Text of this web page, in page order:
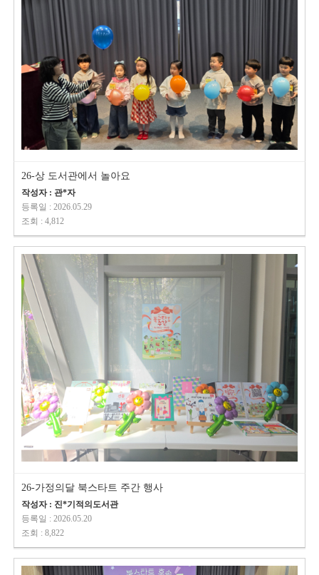
26-상 도서관에서 놀아요
작성자 : 관*자
등록일 : 2026.05.29
조회 : 4,812
26-가정의달 북스타트 주간 행사
작성자 : 진*기적의도서관
등록일 : 2026.05.20
조회 : 8,822